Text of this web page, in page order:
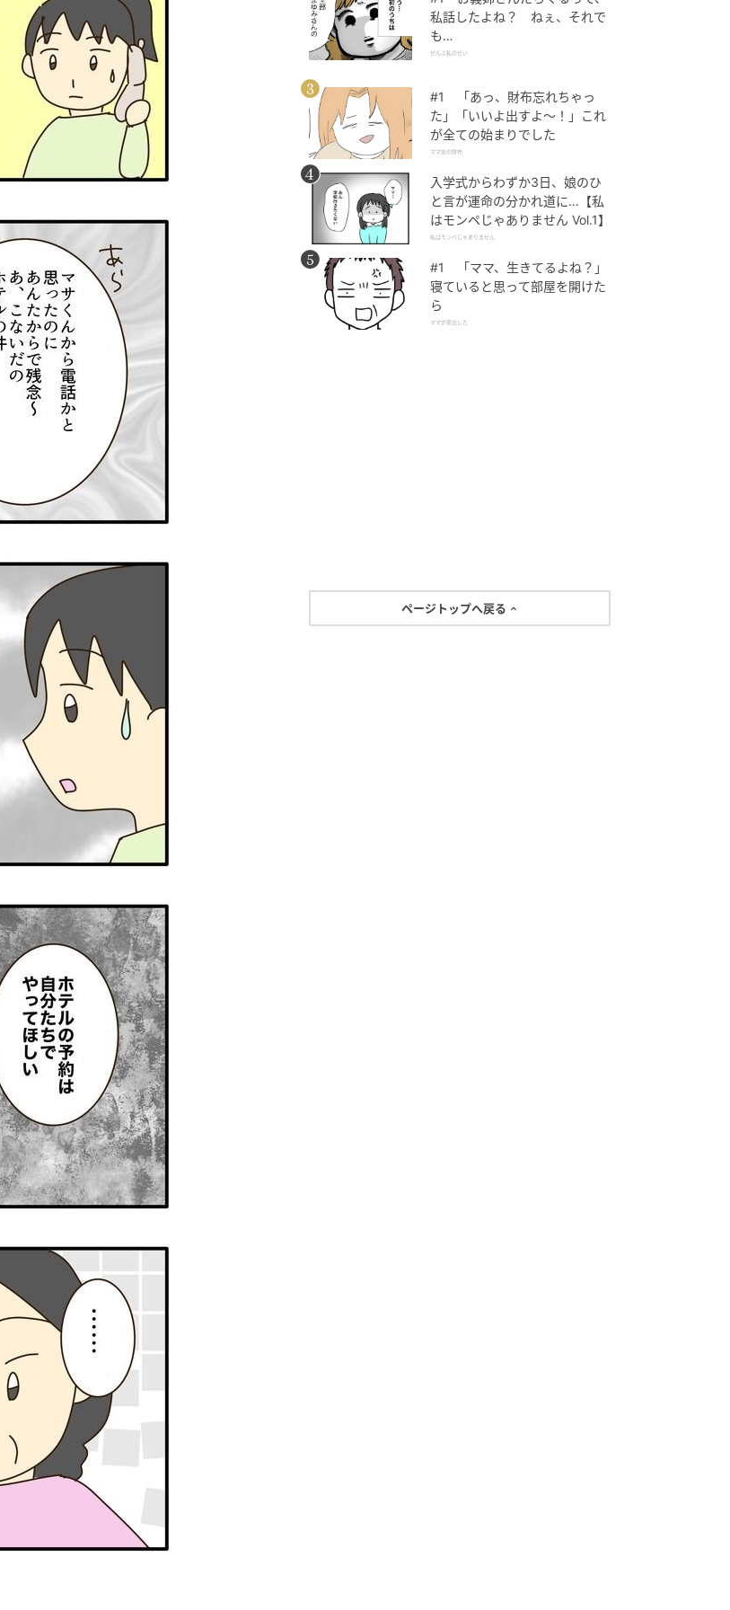
私話したよね？ ねぇ、それで
も…
ぜんぶ私のせい
#1 「あっ、財布忘れちゃっ
た」「いいよ出すよ〜！」これ
が全ての始まりでした
ママ友の財布
入学式からわずか3日、娘のひ
と言が運命の分かれ道に…【私
はモンペじゃありません Vol.1】
私はモンペじゃありません
#1 「ママ、生きてるよね？」
寝ていると思って部屋を開けた
ら
ママが家出した
ページトップへ戻る